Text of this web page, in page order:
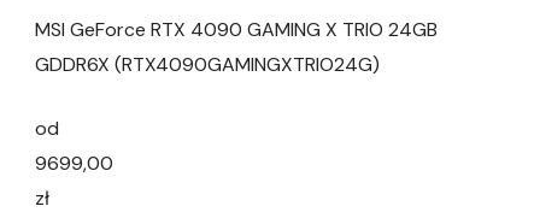
MSI GeForce RTX 4090 GAMING X TRIO 24GB
GDDR6X (RTX4090GAMINGXTRIO24G)
od
9699,00
zł